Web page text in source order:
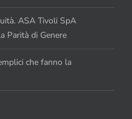
ASA Tivoli SpA
Parità di Genere
che fanno la